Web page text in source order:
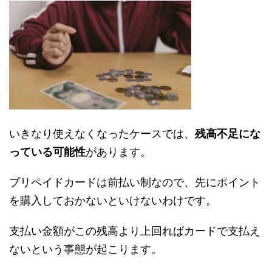
いきなり使えなくなったケースでは、 残高不足にな
っている可能性があります。
プリペイドカードは前払い制なので、先にポイント
を購入しておかないといけないわけです。
支払い金額がこの残高より上回ればカードで支払え
ないという事態が起こります。